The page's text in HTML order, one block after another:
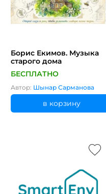
Борис Екимов. Музыка
старого дома
БЕСПЛАТНО
Автор: Шынар Сарманова
в корзину